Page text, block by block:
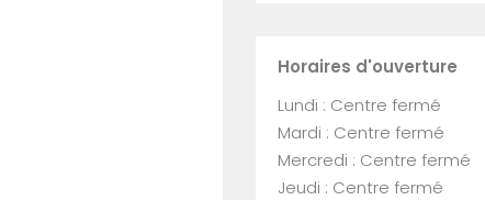
Horaires d'ouverture
Lundi : Centre fermé
Mardi : Centre fermé
Mercredi : Centre fermé
Jeudi : Centre fermé